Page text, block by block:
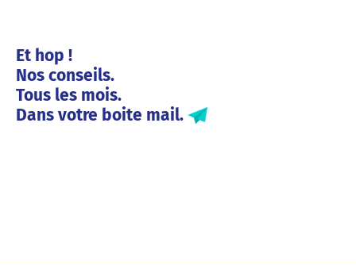
Et hop !
Nos conseils.
Tous les mois.
Dans votre boite mail.